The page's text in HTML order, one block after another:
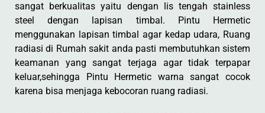
sangat berkualitas yaitu dengan lis tengah stainless
steel dengan lapisan timbal. Pintu Hermetic
menggunakan lapisan timbal agar kedap udara, Ruang
radiasi di Rumah sakit anda pasti membutuhkan sistem
keamanan yang sangat terjaga agar tidak terpapar
keluar,sehingga Pintu Hermetic warna sangat cocok
karena bisa menjaga kebocoran ruang radiasi.